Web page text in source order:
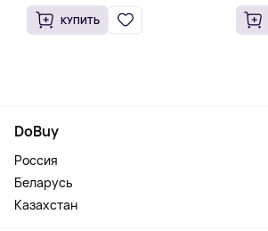
КУПИТЬ
DoBuy
Россия
Беларусь
Казахстан